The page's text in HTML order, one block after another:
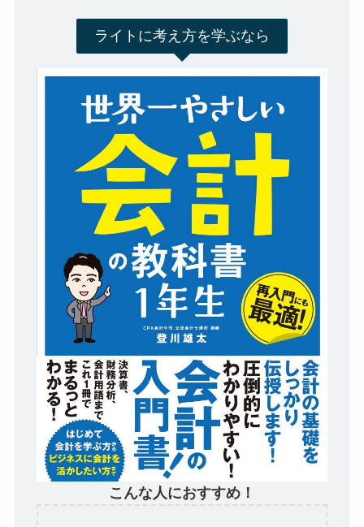
ライトに考え方を学ぶなら
こんな人におすすめ！